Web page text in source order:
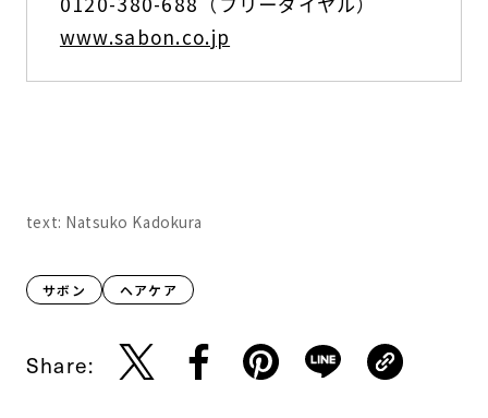
www.sabon.co.jp
text: Natsuko Kadokura
サボン ヘアケア
Share: